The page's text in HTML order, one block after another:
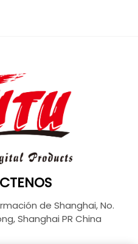
de Shanghai, No.
Shanghai PR China